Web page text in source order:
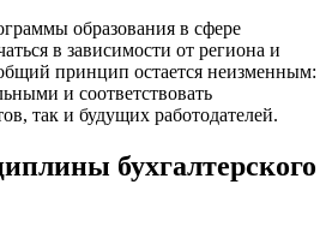
образования в сфере
в зависимости от региона и
принцип остается неизменным:
и соответствовать
так и будущих работодателей.
бухгалтерского